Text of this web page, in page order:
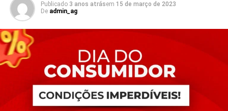
Publicado 3 anos atrásem 15 de março de 2023
De admin_ag